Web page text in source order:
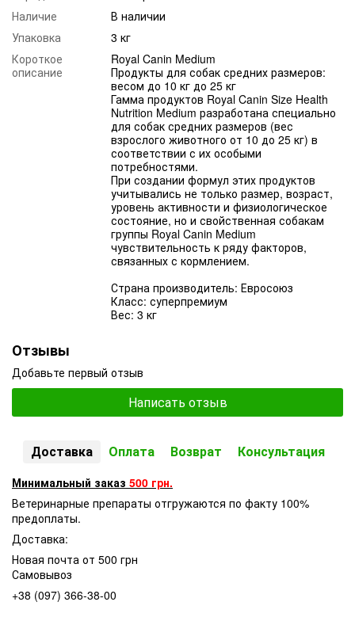
Наличие
В наличии
Упаковка
3 кг
Короткое
описание
Royal Canin Medium
Продукты для собак средних размеров:
весом до 10 кг до 25 кг
Гамма продуктов Royal Canin Size Health
Nutrition Medium разработана специально
для собак средних размеров (вес
взрослого животного от 10 до 25 кг) в
соответствии с их особыми
потребностями.
При создании формул этих продуктов
учитывались не только размер, возраст,
уровень активности и физиологическое
состояние, но и свойственная собакам
группы Royal Canin Medium
чувствительность к ряду факторов,
связанных с кормлением.
Страна производитель: Евросоюз
Класс: суперпремиум
Вес: 3 кг
Отзывы
Добавьте первый отзыв
Написать отзыв
Доставка Оплата Возврат Консультация
Минимальный заказ 500 грн.
Ветеринарные препараты отгружаются по факту 100%
предоплаты.
Доставка:
Новая почта от 500 грн
Самовывоз
+38 (097) 366-38-00